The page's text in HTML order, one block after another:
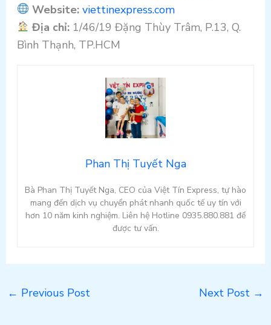
Website: viettinexpress.com
Địa chỉ: 1/46/19 Đặng Thùy Trâm, P.13, Q.
Bình Thạnh, TP.HCM
Phan Thị Tuyết Nga
Bà Phan Thị Tuyết Nga, CEO của Việt Tín Express, tự hào
mang đến dịch vụ chuyển phát nhanh quốc tế uy tín với
hơn 10 năm kinh nghiệm. Liên hệ Hotline 0935.880.881 để
được tư vấn.
← Previous Post Next Post →